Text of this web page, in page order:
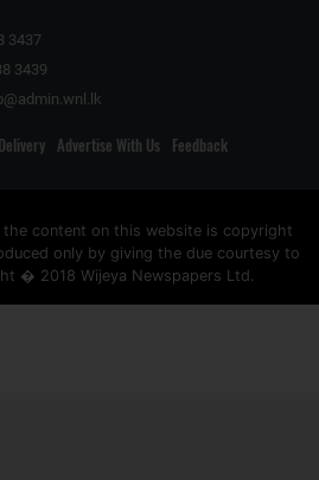
3437
3439
Advertise With Us Feedback
content on this website is copyright
only by giving the due courtesy to
� 2018 Wijeya Newspapers Ltd.